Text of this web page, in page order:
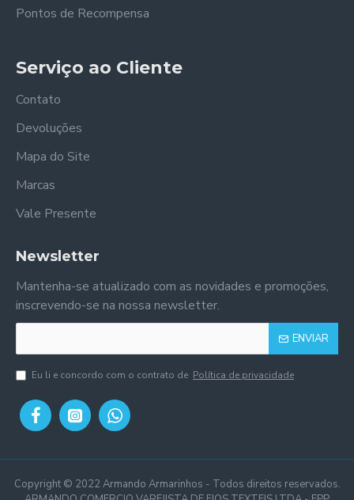
Pontos de Recompensa
Serviço ao Cliente
Contato
Devoluções
Mapa do Site
Marcas
Vale Presente
Newsletter
Mantenha-se atualizado com as novidades e promoções,
inscrevendo-se na nossa newsletter.
ENVIAR
Eu li e concordo com o contrato de Política de privacidade
Copyright © 2022 Armando Armarinhos - Todos direitos reservados.